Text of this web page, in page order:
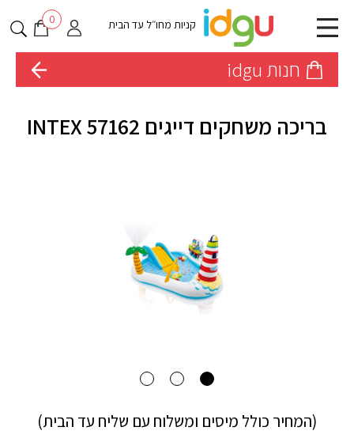
קניות מחו״ל עד הבית 0
חנות idgu
בריכה משחקים דייגים INTEX 57162
(המחיר כולל מיסים ומשלוח עם שליח עד הבית)